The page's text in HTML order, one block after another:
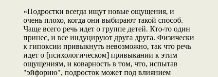
«Подростки всегда ищут новые ощущения, и
очень плохо, когда они выбирают такой способ.
Чаще всего речь идет о группе детей. Кто-то один
принес, и все индуцируют друга друга. Физически
к гипоксии привыкнуть невозможно, так что речь
идет о [психологическом] привыкании к этим
ощущениям, и коварность в том, что, испытав
"эйфорию", подросток может под влиянием